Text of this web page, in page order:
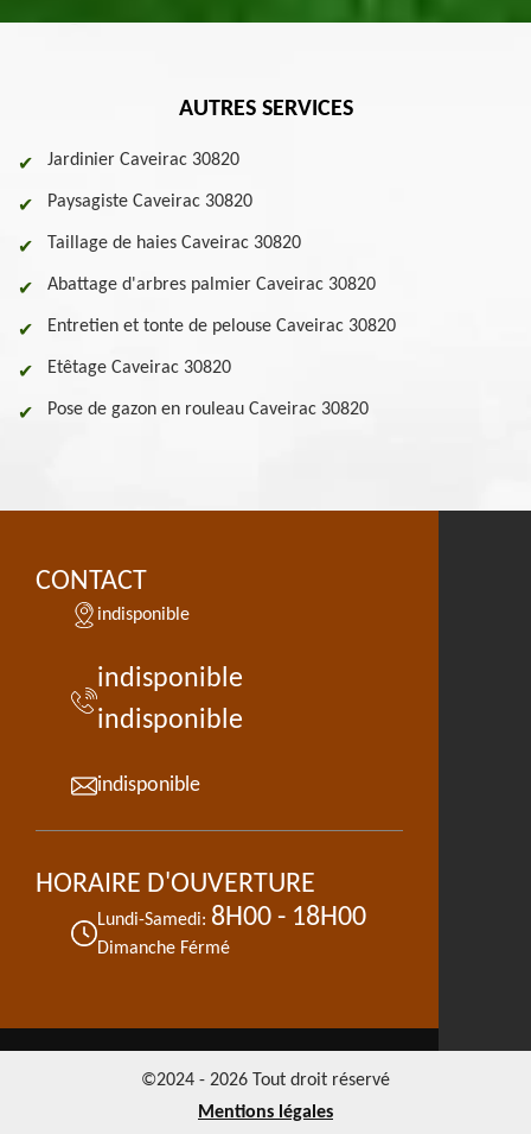
AUTRES SERVICES
Jardinier Caveirac 30820
Paysagiste Caveirac 30820
Taillage de haies Caveirac 30820
Abattage d'arbres palmier Caveirac 30820
Entretien et tonte de pelouse Caveirac 30820
Etêtage Caveirac 30820
Pose de gazon en rouleau Caveirac 30820
CONTACT
indisponible
indisponible
indisponible
indisponible
HORAIRE D'OUVERTURE
Lundi-Samedi: 8H00 - 18H00
Dimanche Férmé
©2024 - 2026 Tout droit réservé
Mentions légales